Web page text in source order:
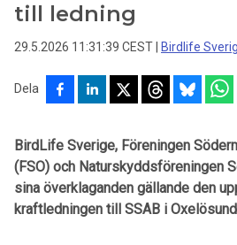
till ledning
29.5.2026 11:31:39 CEST Birdlife
Dela
BirdLife Sverige, Föreningen
(FSO) och Naturskyddsföreningen
sina överklaganden gällande den
kraftledningen till SSAB i